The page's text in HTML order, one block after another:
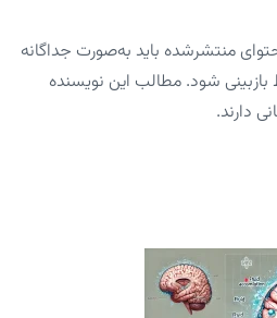
منتشرشده باید به‌صورت جداگانه
شود. مطالب این نویسنده
دارند.